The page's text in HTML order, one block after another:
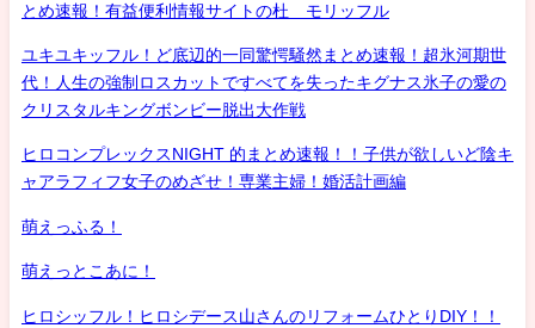
とめ速報！有益便利情報サイトの杜 モリッフル
ユキユキッフル！ど底辺的一同驚愕騒然まとめ速報！超氷河期世
代！人生の強制ロスカットですべてを失ったキグナス氷子の愛の
クリスタルキングボンビー脱出大作戦
ヒロコンプレックスNIGHT 的まとめ速報！！子供が欲しいど陰キ
ャアラフィフ女子のめざせ！専業主婦！婚活計画編
萌えっふる！
萌えっとこあに！
ヒロシッフル！ヒロシデース山さんのリフォームひとりDIY！！